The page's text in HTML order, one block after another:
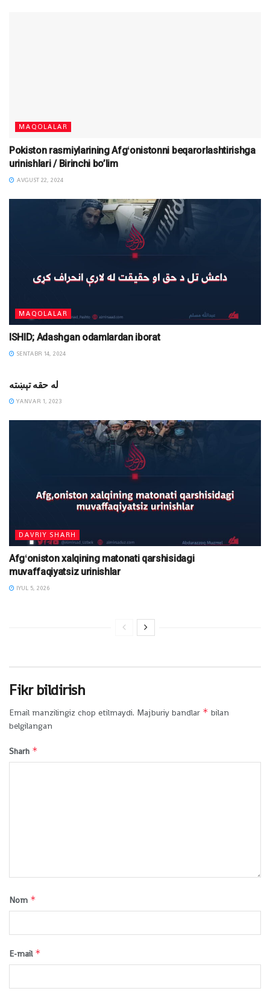
MAQOLALAR
Pokiston rasmiylarining Afgʻonistonni beqarorlashtirishga
urinishlari / Birinchi bo’lim
AVGUST 22, 2024
MAQOLALAR
ISHID; Adashgan odamlardan iborat
SENTABR 14, 2024
له حقه تېښته
YANVAR 1, 2023
DAVRIY SHARH
Afgʻoniston xalqining matonati qarshisidagi
muvaffaqiyatsiz urinishlar
IYUL 5, 2026
Fikr bildirish
Email manzilingiz chop etilmaydi. Majburiy bandlar * bilan
belgilangan
Sharh *
Nom *
E-mail *